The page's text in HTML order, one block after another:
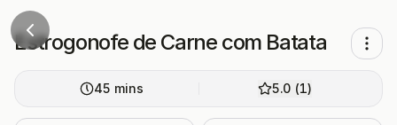
Estrogonofe de Carne com Batata
45 mins 5.0 (1)